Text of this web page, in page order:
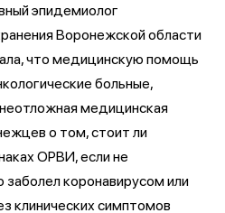
эпидемиолог
Воронежской области
что медицинскую помощь
больные,
медицинская
о том, стоит ли
ОРВИ, если не
заболел коронавирусом или
клинических симптомов